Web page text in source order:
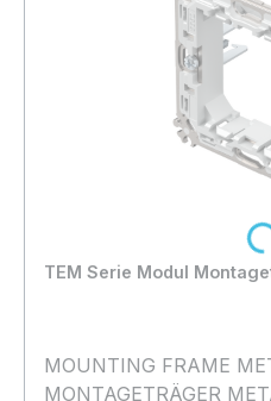
TEM Serie Modul
MOUNTING FRAME
MONTAGETRÄGER